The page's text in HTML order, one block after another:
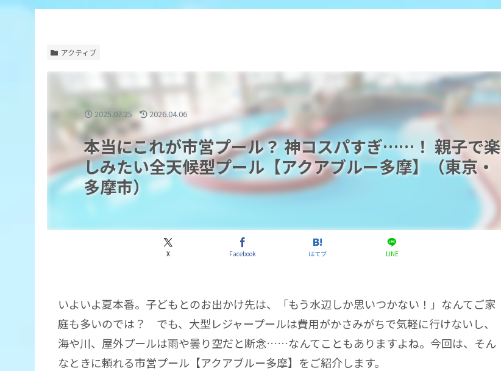
アクティブ
本当にこれが市営プール？ 神コスパすぎ……！ 親子で楽
しみたい全天候型プール【アクアブルー多摩】（東京・
多摩市）
X Facebook はてブ LINE
2025.07.25 2026.04.06
いよいよ夏本番。子どもとのお出かけ先は、「もう水辺しか思いつかない！」なんてご家
庭も多いのでは？ でも、大型レジャープールは費用がかさみがちで気軽に行けないし、
海や川、屋外プールは雨や曇り空だと断念……なんてこともありますよね。今回は、そん
なときに頼れる市営プール【アクアブルー多摩】をご紹介します。